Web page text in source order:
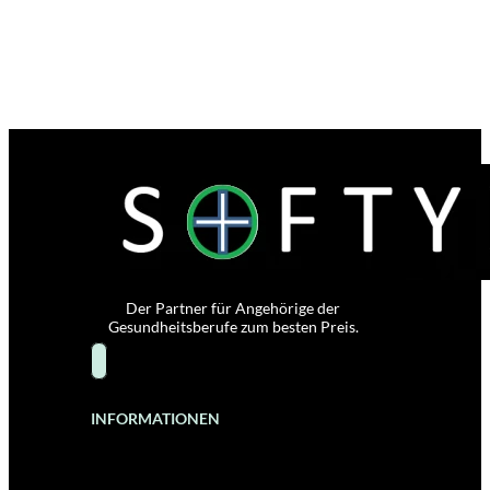
Der Partner für Angehörige der
Gesundheitsberufe zum besten Preis.
INFORMATIONEN